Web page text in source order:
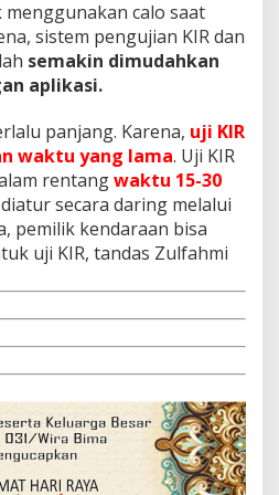
calo saat
sistem pengujian KIR dan
semakin dimudahkan
aplikasi.
panjang. Karena, uji KIR
waktu yang lama. Uji KIR
rentangwaktu 15-30
secara daring melalui
pemilik kendaraan bisa
uji KIR, tandas Zulfahmi